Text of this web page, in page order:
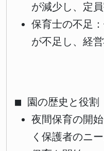
が減少し、定
保育士の不足
が不足し、経
■ 園の歴史と役割
夜間保育の開
く保護者のニ